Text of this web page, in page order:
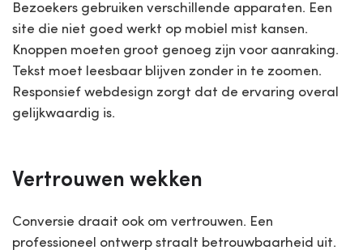
Bezoekers gebruiken verschillende apparaten. Een
site die niet goed werkt op mobiel mist kansen.
Knoppen moeten groot genoeg zijn voor aanraking.
Tekst moet leesbaar blijven zonder in te zoomen.
Responsief webdesign zorgt dat de ervaring overal
gelijkwaardig is.
Vertrouwen wekken
Conversie draait ook om vertrouwen. Een
professioneel ontwerp straalt betrouwbaarheid uit.